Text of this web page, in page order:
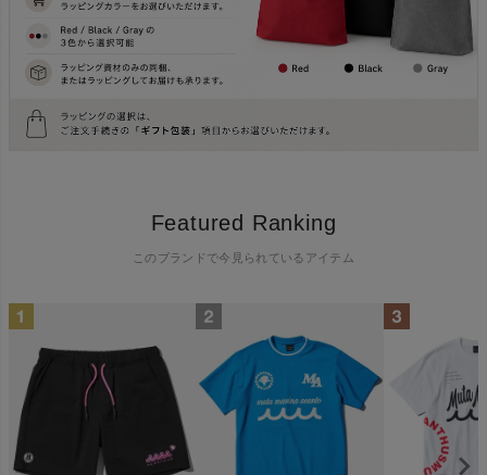
Featured Ranking
このブランドで今見られているアイテム